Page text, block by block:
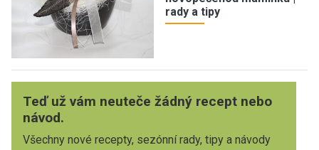
rady a tipy
Teď už vám neuteče žádný recept nebo
návod.
Všechny nové recepty, sezónní rady, tipy a návody